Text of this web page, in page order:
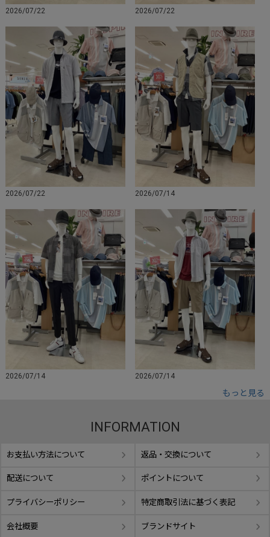
2026/07/22 2026/07/22
2026/07/22 2026/07/14
2026/07/14 2026/07/14
もっと見る
INFORMATION
お支払い方法について 返品・交換について
配送について ポイントについて
プライバシーポリシー 特定商取引法に基づく表記
会社概要 ブランドサイト